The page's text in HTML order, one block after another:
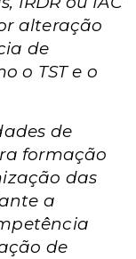
alteração
de
o TST e o
de
formação
das
a
de